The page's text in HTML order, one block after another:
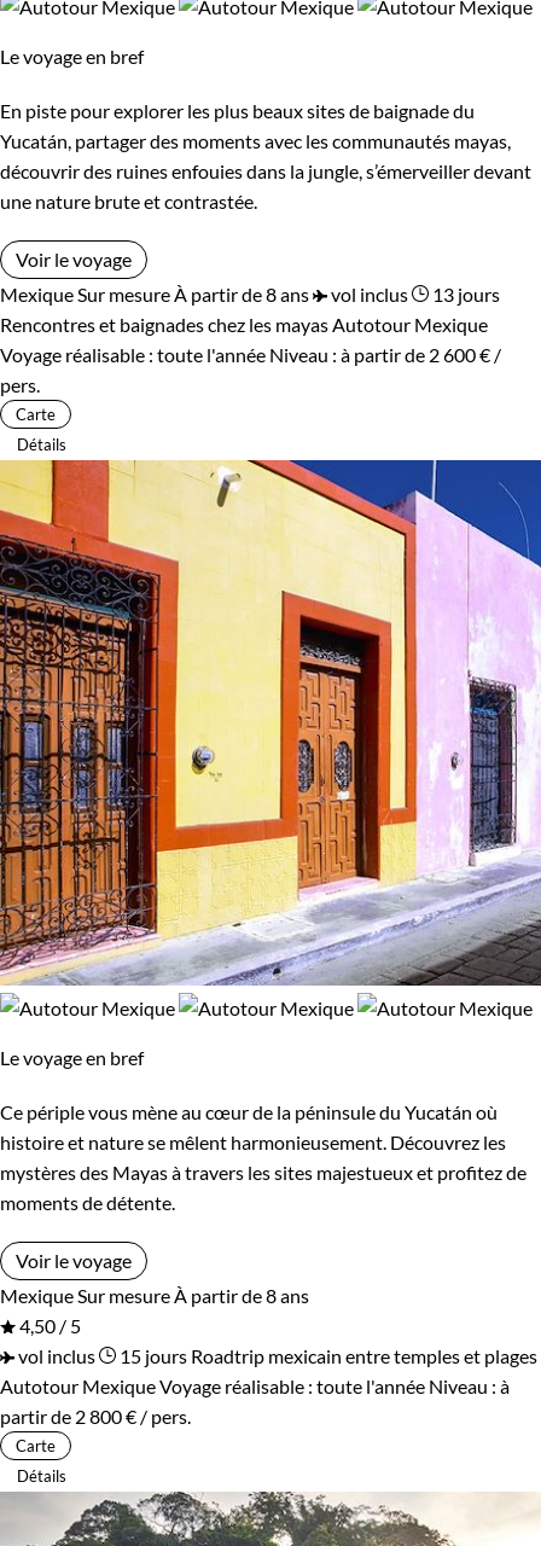
Le voyage en bref
En piste pour explorer les plus beaux sites de baignade du
Yucatán, partager des moments avec les communautés mayas,
découvrir des ruines enfouies dans la jungle, s’émerveiller devant
une nature brute et contrastée.
Voir le voyage
Mexique Sur mesure À partir de 8 ans vol inclus
13 jours
Rencontres et baignades chez les mayas Autotour Mexique
Voyage réalisable : toute l'année Niveau : à partir de 2 600 € /
pers.
Carte
Détails
Le voyage en bref
Ce périple vous mène au cœur de la péninsule du Yucatán où
histoire et nature se mêlent harmonieusement. Découvrez les
mystères des Mayas à travers les sites majestueux et profitez de
moments de détente.
Voir le voyage
Mexique Sur mesure À partir de 8 ans
4,50 / 5
vol inclus
15 jours Roadtrip mexicain entre temples et plages
Autotour MexiqueVoyage réalisable : toute l'année Niveau : à
partir de 2 800 € / pers.
Carte
Détails